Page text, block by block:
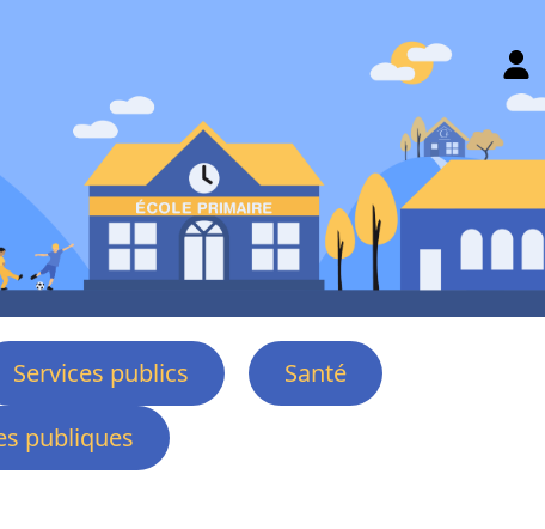
Services publics
Santé
publiques